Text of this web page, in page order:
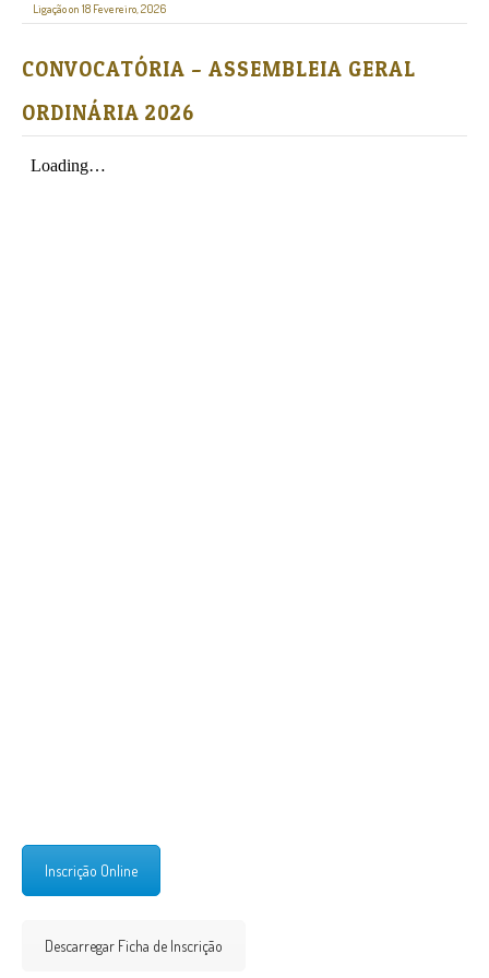
Ligação on 18 Fevereiro, 2026
CONVOCATÓRIA – ASSEMBLEIA GERAL
ORDINÁRIA 2026
Inscrição Online
Descarregar Ficha de Inscrição